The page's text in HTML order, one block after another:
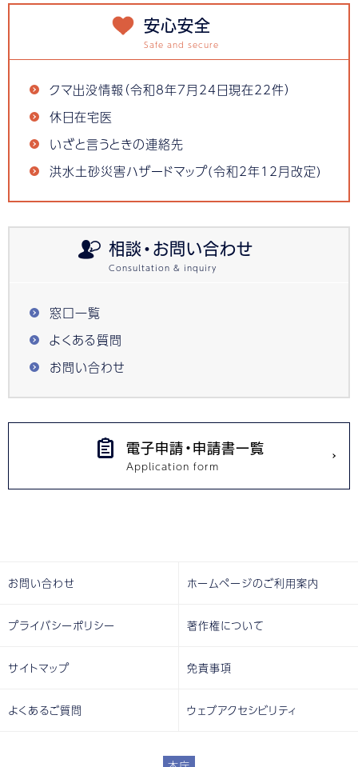
安心安全
クマ出没情報（令和8年7月24日現在22件）
休日在宅医
いざと言うときの連絡先
洪水土砂災害ハザードマップ(令和2年12月改定)
相談・お問い合わせ
窓口一覧
よくある質問
お問い合わせ
電子申請・申請書一覧
お問い合わせ ホームページのご利用案内
プライバシーポリシー 著作権について
サイトマップ 免責事項
よくあるご質問 ウェブアクセシビリティ